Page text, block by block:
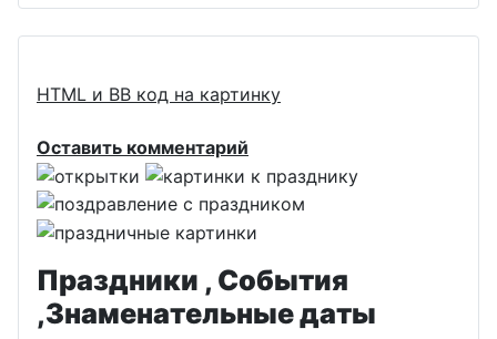
HTML и BB код на картинку
Оставить комментарий
Праздники , События
,Знаменательные даты